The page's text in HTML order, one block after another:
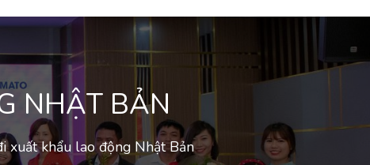
NHẬT BẢN
xuất khẩu lao động Nhật Bản